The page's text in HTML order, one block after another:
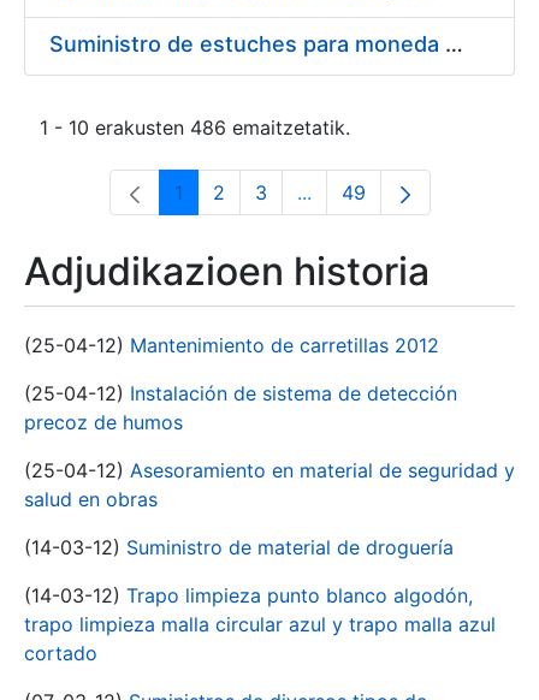
Suministro de estuches para moneda de 30 €
1 - 10 erakusten 486 emaitzetatik.
Orrialdea
1 Orrialdea
2 Orrialdea
3 ...Intermediate Pages Use
Orrialdea
49
Adjudikazioen historia
(25-04-12) Mantenimiento de carretillas 2012
(25-04-12) Instalación de sistema de detección
precoz de humos
(25-04-12) Asesoramiento en material de seguridad y
salud en obras
(14-03-12) Suministro de material de droguería
(14-03-12) Trapo limpieza punto blanco algodón,
trapo limpieza malla circular azul y trapo malla azul
cortado